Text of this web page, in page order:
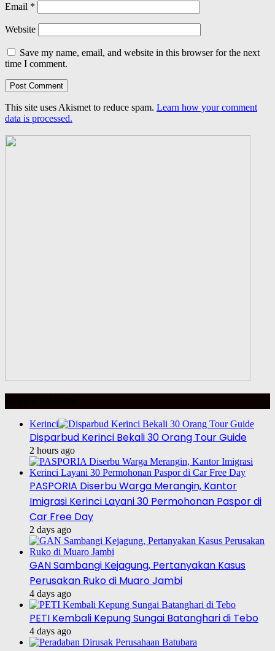
Email *
Website
Save my name, email, and website in this browser for the next
time I comment.
This site uses Akismet to reduce spam. Learn how your comment
data is processed.
Kerinci
Disparbud Kerinci Bekali 30 Orang Tour Guide
2 hours ago
PASPORIA Diserbu Warga Merangin, Kantor
Imigrasi Kerinci Layani 30 Permohonan Paspor di
Car Free Day
2 days ago
GAN Sambangi Kejagung, Pertanyakan Kasus
Perusakan Ruko di Muaro Jambi
4 days ago
PETI Kembali Kepung Sungai Batanghari di Tebo
4 days ago